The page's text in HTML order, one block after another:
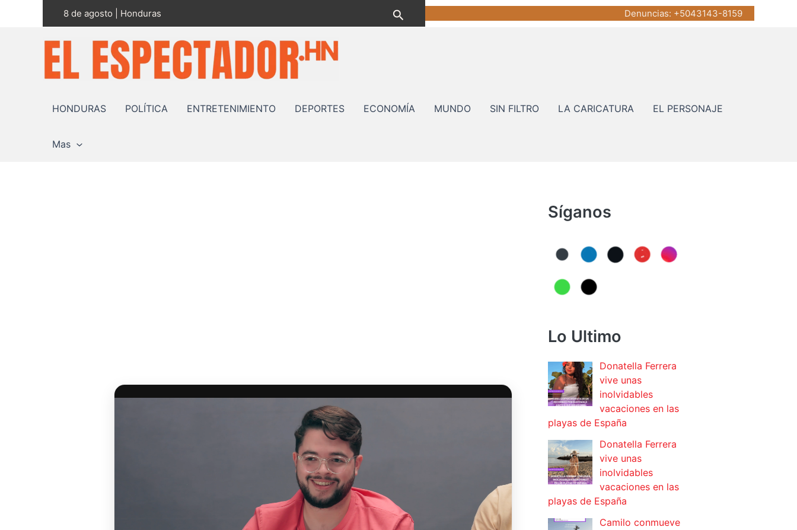
8 de agosto | Honduras Buscar Denuncias: +5043143-8159
HONDURAS POLÍTICA ENTRETENIMIENTO DEPORTES ECONOMÍA MUNDO SIN FILTRO LA CARICATURA EL PERSONAJE
Mas
Síganos
Lo Ultimo
Donatella Ferrera
vive unas
inolvidables
vacaciones en las
playas de España
Donatella Ferrera
vive unas
inolvidables
vacaciones en las
playas de España
Camilo conmueve